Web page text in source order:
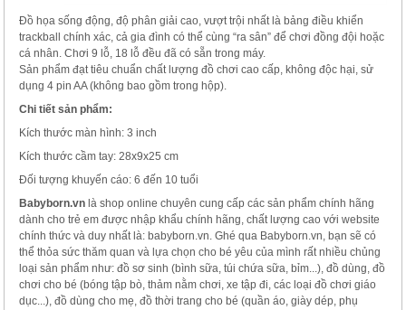
Đồ họa sống động, độ phân giải cao, vượt trội nhất là bảng điều khiển
trackball chính xác, cả gia đình có thể cùng “ra sân” để chơi đồng đội hoặc
cá nhân. Chơi 9 lỗ, 18 lỗ đều đã có sẵn trong máy.
Sản phẩm đạt tiêu chuẩn chất lượng đồ chơi cao cấp, không độc hại, sử
dụng 4 pin AA (không bao gồm trong hộp).
Chi tiết sản phẩm:
Kích thước màn hình: 3 inch
Kích thước cầm tay: 28x9x25 cm
Đối tượng khuyến cáo: 6 đến 10 tuổi
Babyborn.vn là shop online chuyên cung cấp các sản phẩm chính hãng
dành cho trẻ em được nhập khẩu chính hãng, chất lượng cao với website
chính thức và duy nhất là: babyborn.vn. Ghé qua Babyborn.vn, bạn sẽ có
thể thỏa sức thăm quan và lựa chọn cho bé yêu của mình rất nhiều chủng
loại sản phẩm như: đồ sơ sinh (bình sữa, túi chứa sữa, bỉm...), đồ dùng, đồ
chơi cho bé (bóng tập bò, thảm nằm chơi, xe tập đi, các loại đồ chơi giáo
dục...), đồ dùng cho mẹ, đồ thời trang cho bé (quần áo, giày dép, phụ